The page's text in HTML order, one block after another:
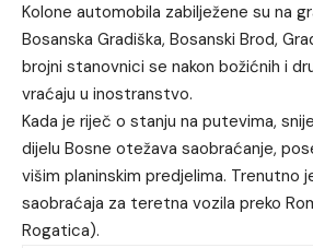
Kolone automobila zabilježene su na
Bosanska Gradiška, Bosanski Brod,
brojni stanovnici se nakon božićnih i
vraćaju u inostranstvo.
Kada je riječ o stanju na putevima,
dijelu Bosne otežava saobraćanje,
višim planinskim predjelima. Trenutno
saobraćaja za teretna vozila preko
Rogatica).